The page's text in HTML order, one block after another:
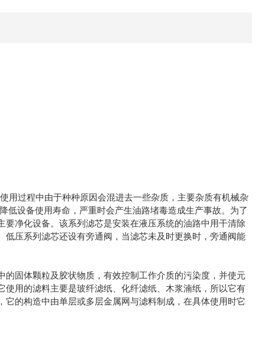
用过程中由于种种原因会混进去一些杂质，主要杂质有机械杂
低设备使用寿命，严重时会产生油路堵毒造成生产事故。为了
净化设备。该系列滤芯是安装在液压系统的油路中用干清除
压系列滤芯还设有旁通阀，当滤芯未及时更换时，旁通阀能
固体颗粒及胶状物质，有效控制工作介质的污染度，并使元
用的滤料主要是玻纤滤纸、化纤滤纸、木浆湳纸，所以它有
的构造中由单层或多层金属网与滤料制成，在具体使用时它